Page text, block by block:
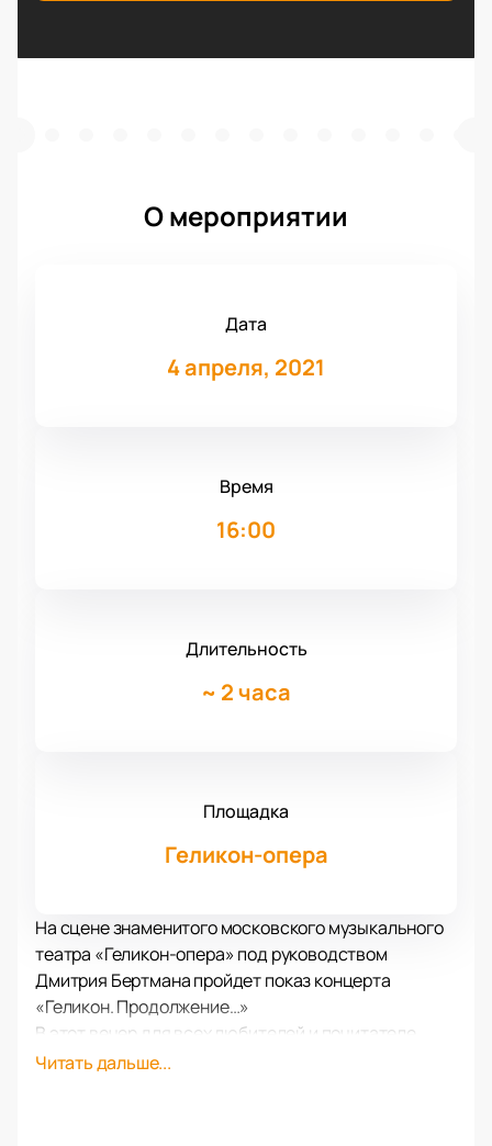
О мероприятии
Дата
4 апреля, 2021
Время
16:00
Длительность
~ 2 часа
Площадка
Геликон-опера
На сцене знаменитого московского музыкального
театра «Геликон-опера» под руководством
Дмитрия Бертмана пройдет показ концерта
«Геликон. Продолжение…»
В этот вечер для всех любителей и почитателе
оперного жанра на сцене знаменитого «Геликона»
Читать дальше...